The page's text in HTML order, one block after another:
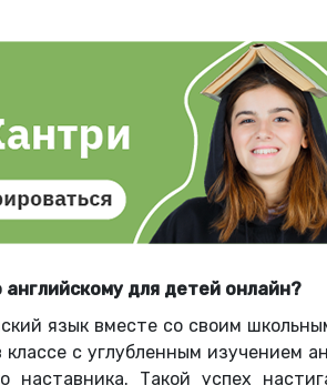
для детей онлайн?
язык вместе со своим
с углубленным изучением
наставника. Такой успех